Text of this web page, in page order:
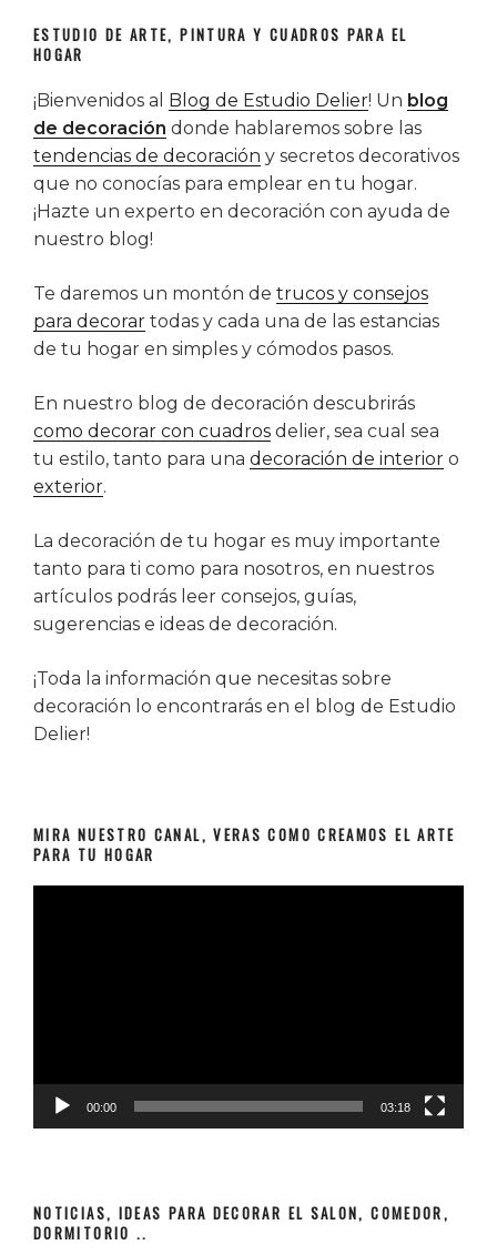
ESTUDIO DE ARTE, PINTURA Y CUADROS PARA EL
HOGAR
¡Bienvenidos al Blog de Estudio Delier! Un blog
de decoración donde hablaremos sobre las
tendencias de decoración y secretos decorativos
que no conocías para emplear en tu hogar.
¡Hazte un experto en decoración con ayuda de
nuestro blog!
Te daremos un montón de trucos y consejos
para decorar todas y cada una de las estancias
de tu hogar en simples y cómodos pasos.
En nuestro blog de decoración descubrirás
como decorar con cuadros delier, sea cual sea
tu estilo, tanto para una decoración de interior o
exterior.
La decoración de tu hogar es muy importante
tanto para ti como para nosotros, en nuestros
artículos podrás leer consejos, guías,
sugerencias e ideas de decoración.
¡Toda la información que necesitas sobre
decoración lo encontrarás en el blog de Estudio
Delier!
MIRA NUESTRO CANAL, VERAS COMO CREAMOS EL ARTE
PARA TU HOGAR
00:00 03:18
NOTICIAS, IDEAS PARA DECORAR EL SALON, COMEDOR,
DORMITORIO ..